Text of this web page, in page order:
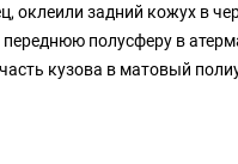
оклеили задний кожух в
полусферу в
кузова в матовый